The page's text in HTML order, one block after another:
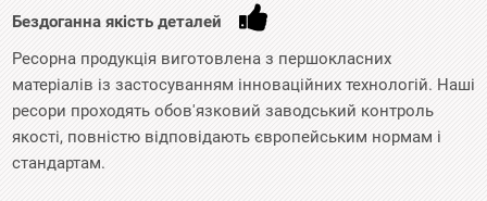
Бездоганна якість деталей
Ресорна продукція виготовлена з першокласних
матеріалів із застосуванням інноваційних технологій. Наші
ресори проходять обов'язковий заводський контроль
якості, повністю відповідають європейським нормам і
стандартам.